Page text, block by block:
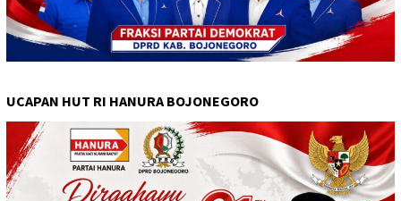
UCAPAN HUT RI HANURA BOJONEGORO